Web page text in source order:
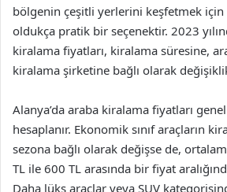
bölgenin çeşitli yerlerini keşfetmek
oldukça pratik bir seçenektir. 2023
kiralama fiyatları, kiralama süresine,
kiralama şirketine bağlı olarak
Alanya’da araba kiralama fiyatları
hesaplanır. Ekonomik sınıf araçların
sezona bağlı olarak değişse de,
TL ile 600 TL arasında bir fiyat
Daha lüks araçlar veya SUV